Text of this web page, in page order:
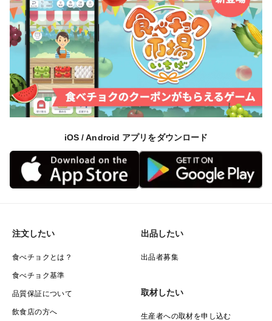
iOS / Android アプリをダウンロード
注文したい
食べチョクとは？
食べチョク基準
品質保証について
飲食店の方へ
出品したい
出品者募集
取材したい
生産者への取材を申し込む